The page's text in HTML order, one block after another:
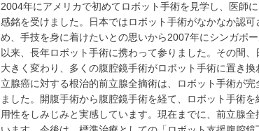
2004年にアメリカで初めてロボット手術を見学し、医師
感銘を受けました。日本ではロボット手術がなかなか認可
め、手技を身に着けたいとの思いから2007年にシンガポ
以来、長年ロボット手術に携わって参りました。その間、
大きく変わり、多くの腹腔鏡手術がロボット手術に置き換
立腺癌に対する根治的前立腺全摘術は、ロボット手術が完
ました。開腹手術から腹腔鏡手術を経て、ロボット手術
用性をしみじみと実感しています。現在までに、前立腺